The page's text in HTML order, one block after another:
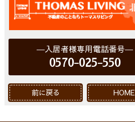
入居者様専用電話番号
0570-025-550
前に戻る HOME